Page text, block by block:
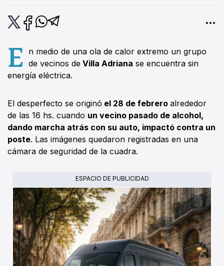
E n medio de una ola de calor extremo un grupo
de vecinos de Villa Adriana se encuentra sin
energía eléctrica.
El desperfecto se originó el 28 de febrero alrededor
de las 16 hs. cuando un vecino pasado de alcohol,
dando marcha atrás con su auto, impactó contra un
poste. Las imágenes quedaron registradas en una
cámara de seguridad de la cuadra.
ESPACIO DE PUBLICIDAD